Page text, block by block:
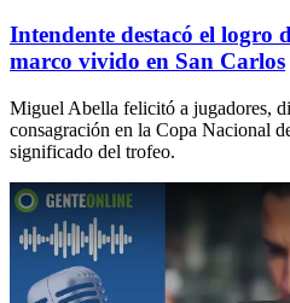
Intendente destacó el logro
marco vivido en San Carlos
Miguel Abella felicitó a jugadores,
consagración en la Copa Nacional
significado del trofeo.